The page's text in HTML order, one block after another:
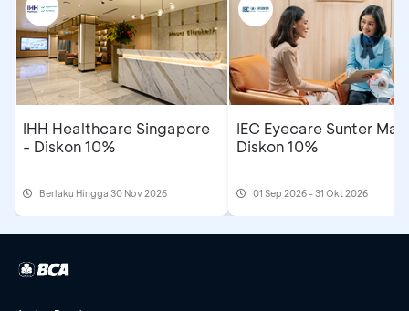
IHH Healthcare Singapore
- Diskon 10%
Berlaku Hingga 30 Nov 2026
IEC Eyecare Sunter
Diskon 10%
01 Sep 2026 - 31 Okt 2026